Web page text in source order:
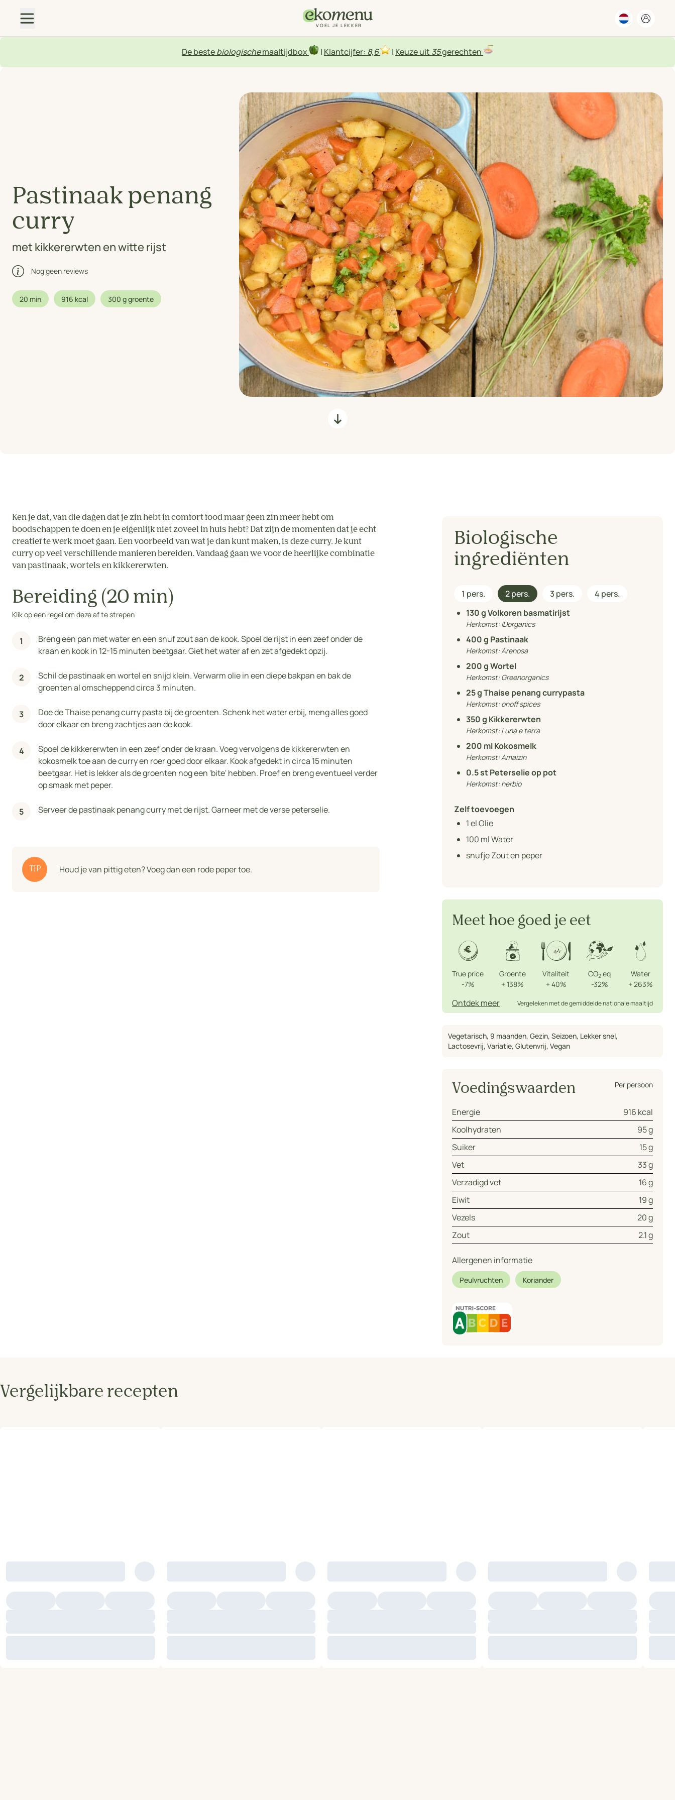
VOEL JE LEKKER
De bestebiologischemaaltijdbox | Klantcijfer: 8,6 | Keuze uit 35gerechten
Pastinaak penang
curry
met kikkererwten en witte rijst
Nog geen reviews
20 min 916 kcal 300 g groente
Ken je dat, van die dagen dat je zin hebt in comfort food maar geen zin meer hebt om
boodschappen te doen en je eigenlijk niet zoveel in huis hebt? Dat zijn de momenten dat je echt
creatief te werk moet gaan. Een voorbeeld van wat je dan kunt maken, is deze curry. Je kunt
curry op veel verschillende manieren bereiden. Vandaag gaan we voor de heerlijke combinatie
van pastinaak, wortels en kikkererwten.
Bereiding (20 min)
Klik op een regel om deze af te strepen
Breng een pan met water en een snuf zout aan de kook. Spoel de rijst in een zeef onder de
kraan en kook in 12-15 minuten beetgaar. Giet het water af en zet afgedekt opzij.
Schil de pastinaak en wortel en snijd klein. Verwarm olie in een diepe bakpan en bak de
groenten al omscheppend circa 3 minuten.
Doe de Thaise penang curry pasta bij de groenten. Schenk het water erbij, meng alles goed
door elkaar en breng zachtjes aan de kook.
Spoel de kikkererwten in een zeef onder de kraan. Voeg vervolgens de kikkererwten en
kokosmelk toe aan de curry en roer goed door elkaar. Kook afgedekt in circa 15 minuten
beetgaar. Het is lekker als de groenten nog een 'bite' hebben. Proef en breng eventueel verder
op smaak met peper.
Serveer de pastinaak penang curry met de rijst. Garneer met de verse peterselie.
TIP Houd je van pittig eten? Voeg dan een rode peper toe.
Biologische
ingrediënten
1 pers. 2 pers. 3 pers.
4 pers.
130g Volkoren basmatirijst
Herkomst:IDorganics
400g Pastinaak
Herkomst:Arenosa
200g Wortel
Herkomst:Greenorganics
25g Thaise penang currypasta
Herkomst:onoff spices
350g Kikkererwten
Herkomst:Luna e terra
200 ml Kokosmelk
Herkomst:Amaizin
0.5st Peterselie op pot
Herkomst:herbio
Zelf toevoegen
1el Olie
100 ml Water
snufje Zout en peper
Meet hoe goed je eet
True price
-7%
Groente
+ 138%
Vitaliteit
+ 40%
CO2 eq
-32%
Water
+ 263%
Ontdek meer Vergeleken met de gemiddelde nationale maaltijd
Vegetarisch, 9 maanden, Gezin, Seizoen, Lekker snel,
Lactosevrij, Variatie, Glutenvrij, Vegan
Voedingswaarden Per persoon
Energie
916 kcal
Koolhydraten
95 g
Suiker
15 g
Vet
33 g
Verzadigd vet
16 g
Eiwit
19 g
Vezels
20 g
Zout
2.1 g
Allergenen informatie
Peulvruchten Koriander
Vergelijkbare recepten